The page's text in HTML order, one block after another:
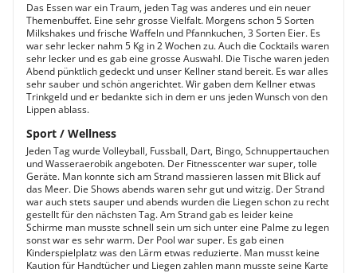
Das Essen war ein Traum, jeden Tag was anderes und ein neuer
Themenbuffet. Eine sehr grosse Vielfalt. Morgens schon 5 Sorten
Milkshakes und frische Waffeln und Pfannkuchen, 3 Sorten Eier. Es
war sehr lecker nahm 5 Kg in 2 Wochen zu. Auch die Cocktails waren
sehr lecker und es gab eine grosse Auswahl. Die Tische waren jeden
Abend pünktlich gedeckt und unser Kellner stand bereit. Es war alles
sehr sauber und schön angerichtet. Wir gaben dem Kellner etwas
Trinkgeld und er bedankte sich in dem er uns jeden Wunsch von den
Lippen ablass.
Sport / Wellness
Jeden Tag wurde Volleyball, Fussball, Dart, Bingo, Schnuppertauchen
und Wasseraerobik angeboten. Der Fitnesscenter war super, tolle
Geräte. Man konnte sich am Strand massieren lassen mit Blick auf
das Meer. Die Shows abends waren sehr gut und witzig. Der Strand
war auch stets sauper und abends wurden die Liegen schon zu recht
gestellt für den nächsten Tag. Am Strand gab es leider keine
Schirme man musste schnell sein um sich unter eine Palme zu legen
sonst war es sehr warm. Der Pool war super. Es gab einen
Kinderspielplatz was den Lärm etwas reduzierte. Man musst keine
Kaution für Handtücher und Liegen zahlen mann musste seine Karte